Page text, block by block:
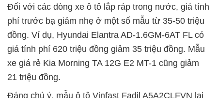
Đối với các dòng xe ô tô lắp ráp trong nước, giá tính
phí trước bạ giảm nhẹ ở một số mẫu từ 35-50 triệu
đồng. Ví dụ, Hyundai Elantra AD-1.6GM-6AT FL có
giá tính phí 620 triệu đồng giảm 35 triệu đồng. Mẫu
xe giá rẻ Kia Morning TA 12G E2 MT-1 cũng giảm
21 triệu đồng.
Đáng chú ý, mẫu ô tô Vinfast Fadil A5A2CLFVN lại